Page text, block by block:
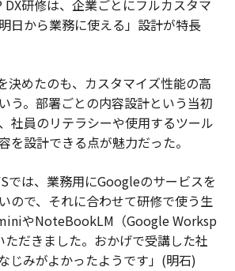
DX研修は、企業ごとにフルカスタマ
日から業務に使える」設計が特長
決めたのも、カスタマイズ性能の高
う。部署ごとの内容設計という当初
社員のリテラシーや使用するツール
を設計できる点が魅力だった。
では、業務用にGoogleのサービスを
ので、それに合わせて研修で使う生
やNoteBookLM（Google Worksp
だきました。おかげで受講した社
じみがよかったようです」(明石)